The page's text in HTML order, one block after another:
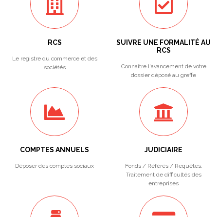
RCS
Le registre du commerce et des
sociétés
SUIVRE UNE FORMALITÉ AU
RCS
Connaitre l'avancement de votre
dossier déposé au greffe
COMPTES ANNUELS
Déposer des comptes sociaux
JUDICIAIRE
Fonds / Référés / Requêtes.
Traitement de difficultés des
entreprises